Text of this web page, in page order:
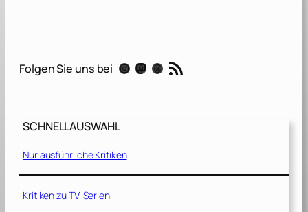
o
[
0
2
6
Folgen Sie uns bei Instagram Mastodon Threads RSS-Feed
SCHNELLAUSWAHL
Nur ausführliche Kritiken
Kritiken zu TV-Serien